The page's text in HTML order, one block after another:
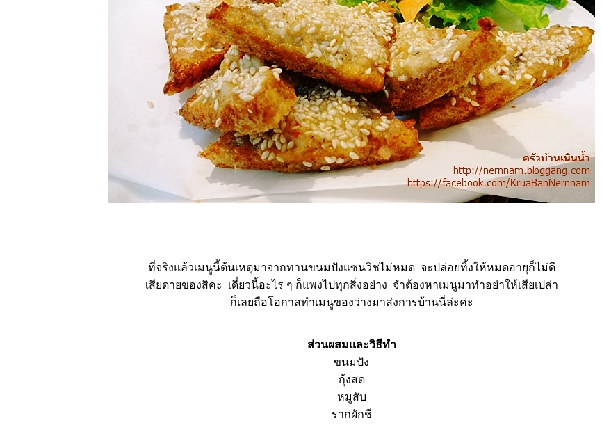
ที่จริงแล้วเมนูนี้ต้นเหตุมาจากทานขนมปังแซนวิชไม่หมด จะปล่อยทิ้งให้หมดอายุก็ไม่ดี
เสียดายของสิคะ เดี๋ยวนี้อะไร ๆ ก็แพงไปทุกสิ่งอย่าง จำต้องหาเมนูมาทำอย่าให้เสียเปล่า
ก็เลยถือโอกาสทำเมนูของว่างมาส่งการบ้านนี่ล่ะค่ะ
ส่วนผสมและวิธีทำ
ขนมปัง
กุ้งสด
หมูสับ
รากผักชี